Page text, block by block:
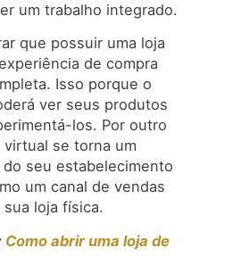
um trabalho integrado.
que possuir uma loja
de compra
Isso porque o
ver seus produtos
los. Por outro
virtual se torna um
seu estabelecimento
um canal de vendas
sua loja física.
Como abrir uma loja de